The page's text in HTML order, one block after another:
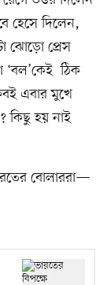
হেসে দিলেন,
ঝোড়ো প্রেস
‘বল’কেই ঠিক
এবার মুখে
কিছু হয় নাই
বোলাররা—